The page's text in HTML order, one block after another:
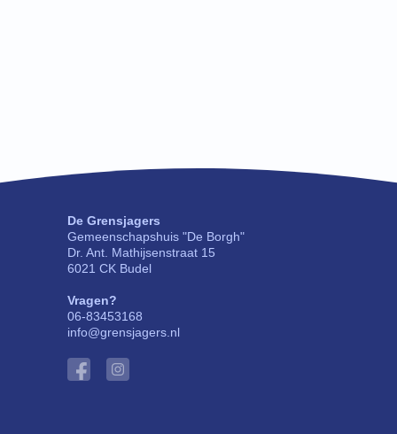
De Grensjagers
Gemeenschapshuis "De Borgh"
Dr. Ant. Mathijsenstraat 15
6021 CK Budel
Vragen?
06-83453168
info@grensjagers.nl